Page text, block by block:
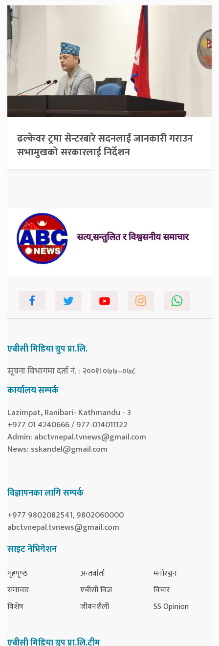
ढल्केवर ट्रमा सेन्टरबारे सदनलाई जानकारी गराउन
सभामुखको सरकारलाई निर्देशन
एबीसी मिडिया ग्रुप प्रा.लि.
सूचना विभागमा दर्ता नं. : २००१।०७७–०७८
कार्यालय सम्पर्क
Lazimpat, Ranibari- Kathmandu - 3
+977 01 4240666 / 977-014011122
Admin: abctvnepal.tvnews@gmail.com
News: sskandel@gmail.com
विज्ञापनका लागि सम्पर्क
+977 9802082541, 9802060000
abctvnepal.tvnews@gmail.com
साइट नेभिगेशन
गृहपृष्‍ठ
समाचार
विशेष
अन्तर्वार्ता
एबीसी विज
जीवनशैली
मनोरञ्जन
विचार
SS Opinion
एबीसी मिडिया ग्रुप प्रा.लि.टीम